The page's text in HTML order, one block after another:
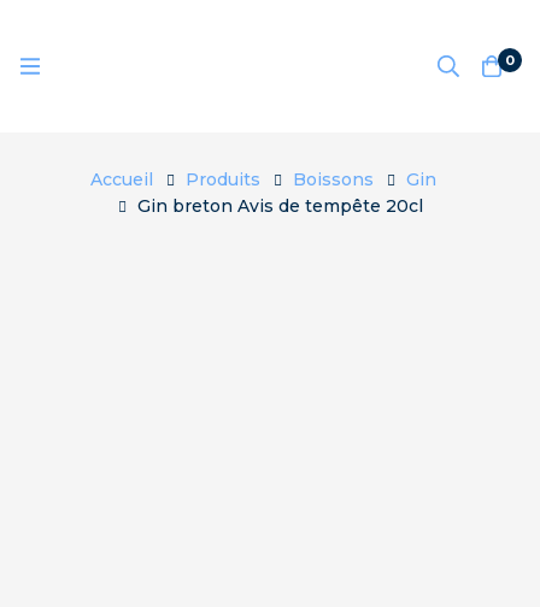
0
Accueil Produits Boissons
Gin
Gin breton Avis de tempête 20cl